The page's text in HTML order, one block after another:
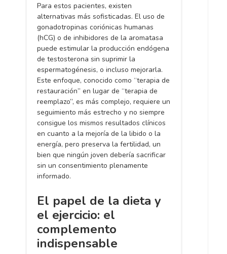
Para estos pacientes, existen
alternativas más sofisticadas. El uso de
gonadotropinas coriónicas humanas
(hCG) o de inhibidores de la aromatasa
puede estimular la producción endógena
de testosterona sin suprimir la
espermatogénesis, o incluso mejorarla.
Este enfoque, conocido como “terapia de
restauración” en lugar de “terapia de
reemplazo”, es más complejo, requiere un
seguimiento más estrecho y no siempre
consigue los mismos resultados clínicos
en cuanto a la mejoría de la libido o la
energía, pero preserva la fertilidad, un
bien que ningún joven debería sacrificar
sin un consentimiento plenamente
informado.
El papel de la dieta y
el ejercicio: el
complemento
indispensable